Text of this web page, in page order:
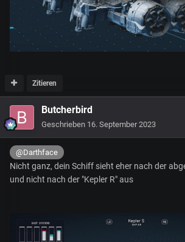
Zitieren
Butcherbird
Geschrieben 16. September 2023
@Darthface
Nicht ganz, dein Schiff sieht eher nach der
und nicht nach der "Kepler R" aus